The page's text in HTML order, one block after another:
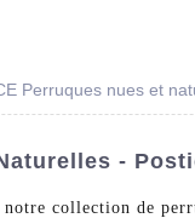
Perruques nues et
-
collection de